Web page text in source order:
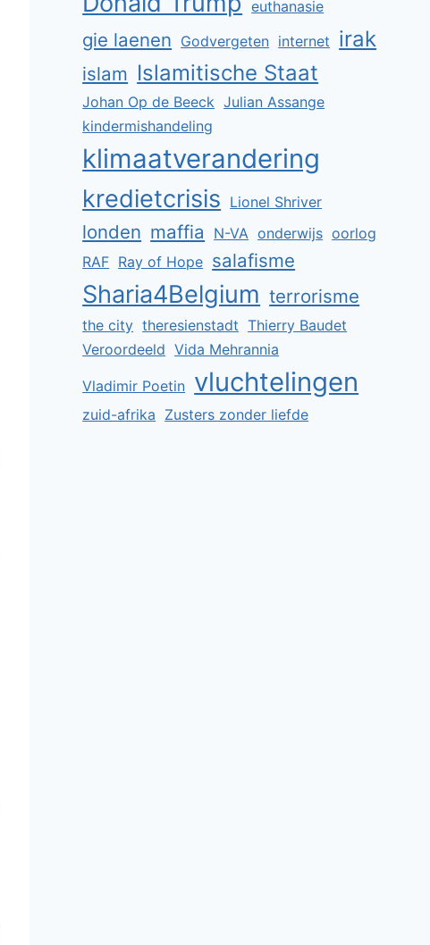
euthanasie
gie laenen Godvergeten internet irak
islam Islamitische Staat
Johan Op de Beeck Julian Assange
kindermishandeling
klimaatverandering
kredietcrisis Lionel Shriver
londen maffia N-VA onderwijs oorlog
RAF Ray of Hope salafisme
Sharia4Belgium terrorisme
the city theresienstadt Thierry Baudet
Veroordeeld Vida Mehrannia
Vladimir Poetin vluchtelingen
zuid-afrika Zusters zonder liefde